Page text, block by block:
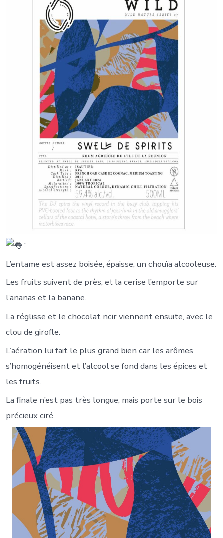
:
L’entame est assez boisée, épaisse, un chouïa alcooleuse.
Les fruits suivent de près, et la cerise l’emporte sur
l’ananas et la banane.
La réglisse et le chocolat noir viennent ensuite, avec le
clou de girofle.
L’aération lui fait le plus grand bien car les arômes
s’homogénéisent et l’alcool se fond dans les épices et
les fruits.
La finale n’est pas très longue, mais porte sur le bois
précieux ciré.